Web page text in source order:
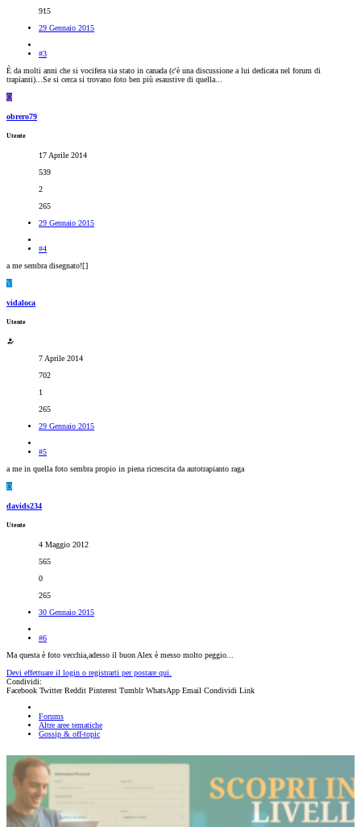
915
29 Gennaio 2015
#3
È da molti anni che si vocifera sia stato in canada (c'è una discussione a lui dedicata nel forum di
trapianti)...Se si cerca si trovano foto ben più esaustive di quella...
O
obrero79
Utente
17 Aprile 2014
539
2
265
29 Gennaio 2015
#4
a me sembra disegnato![]
V
vidaloca
Utente
7 Aprile 2014
702
1
265
29 Gennaio 2015
#5
a me in quella foto sembra propio in piena ricrescita da autotrapianto raga
D
davids234
Utente
4 Maggio 2012
565
0
265
30 Gennaio 2015
#6
Ma questa è foto vecchia,adesso il buon Alex è messo molto peggio...
Devi effettuare il login o registrarti per postare qui.
Condividi:
Facebook Twitter Reddit Pinterest Tumblr WhatsApp Email Condividi Link
Forums
Altre aree tematiche
Gossip & off-topic